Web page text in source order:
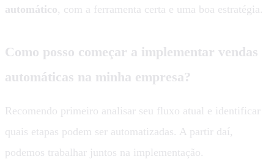
automático, com a ferramenta certa e uma boa estratégia.
Como posso começar a implementar vendas
automáticas na minha empresa?
Recomendo primeiro analisar seu fluxo atual e identificar
quais etapas podem ser automatizadas. A partir daí,
podemos trabalhar juntos na implementação.